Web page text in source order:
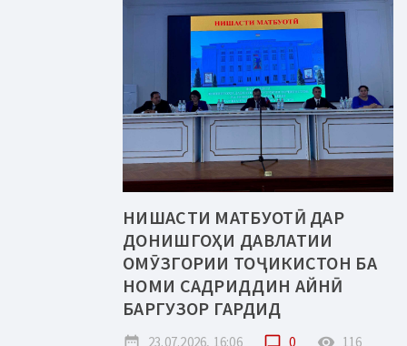
НИШАСТИ МАТБУОТӢ ДАР
ДОНИШГОҲИ ДАВЛАТИИ
ОМӮЗГОРИИ ТОҶИКИСТОН БА
НОМИ САДРИДДИН АЙНӢ
БАРГУЗОР ГАРДИД
date_range 23.07.2026, 16:06 chat_bubble_outline 0 remove_red_eye 116